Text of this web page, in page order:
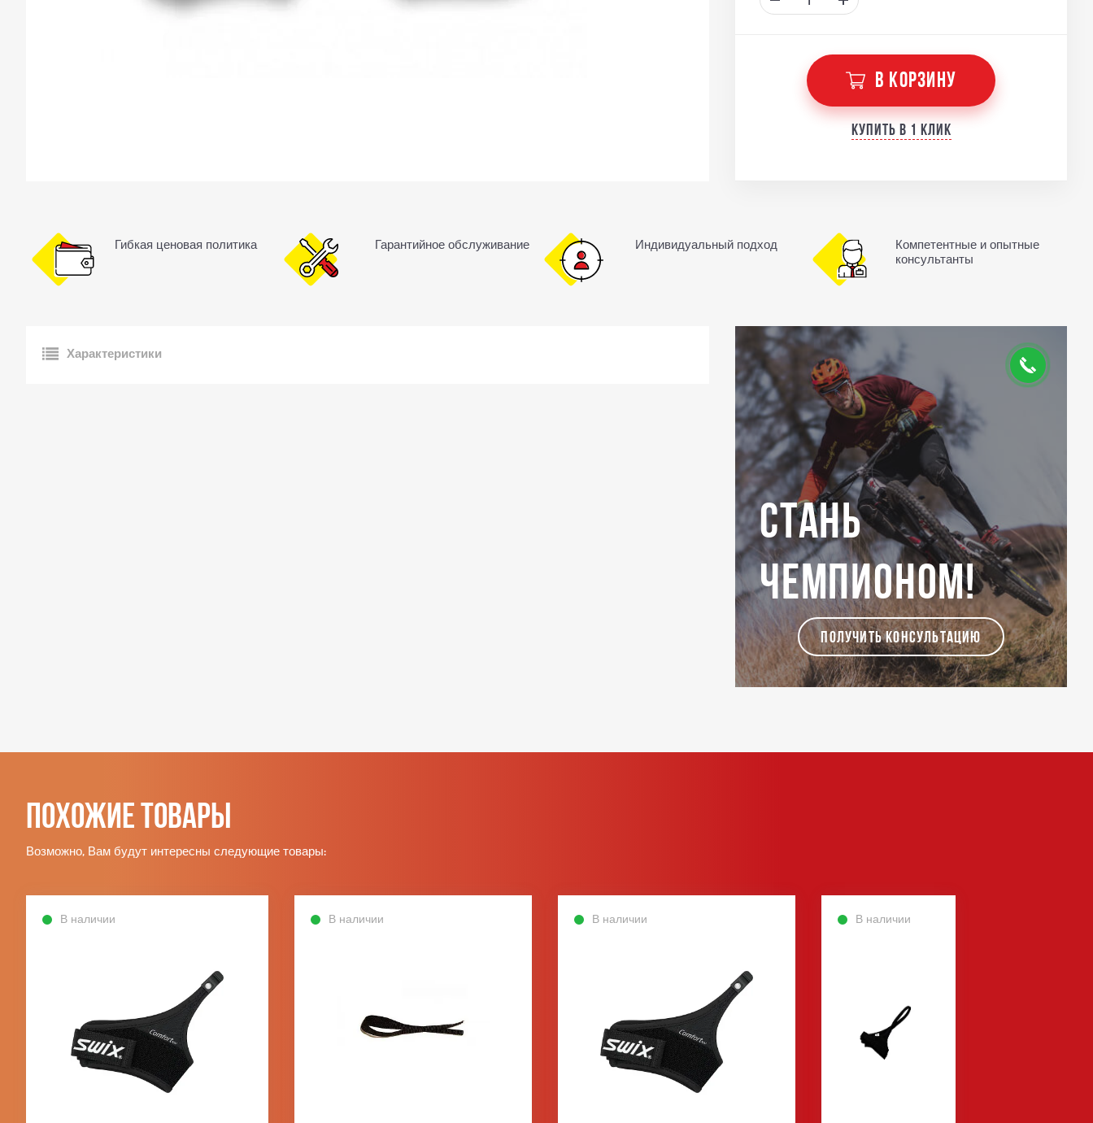
В КОРЗИНУ
Купить в 1 клик
Гибкая ценовая политика Гарантийное обслуживание Индивидуальный подход
Компетентные и опытные
консультанты
Характеристики
Стань
чемпионом!
ПОЛУЧИТЬ КОНСУЛЬТАЦИЮ
Похожие товары
Возможно, Вам будут интересны следующие товары:
В наличии В наличии В наличии В наличии